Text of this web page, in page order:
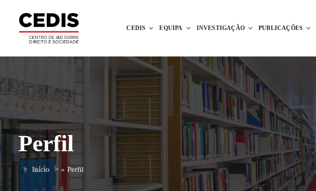
CEDIS EQUIPA INVESTIGAÇÃO PUBLICAÇÕES
Perfil
Início » Perfil